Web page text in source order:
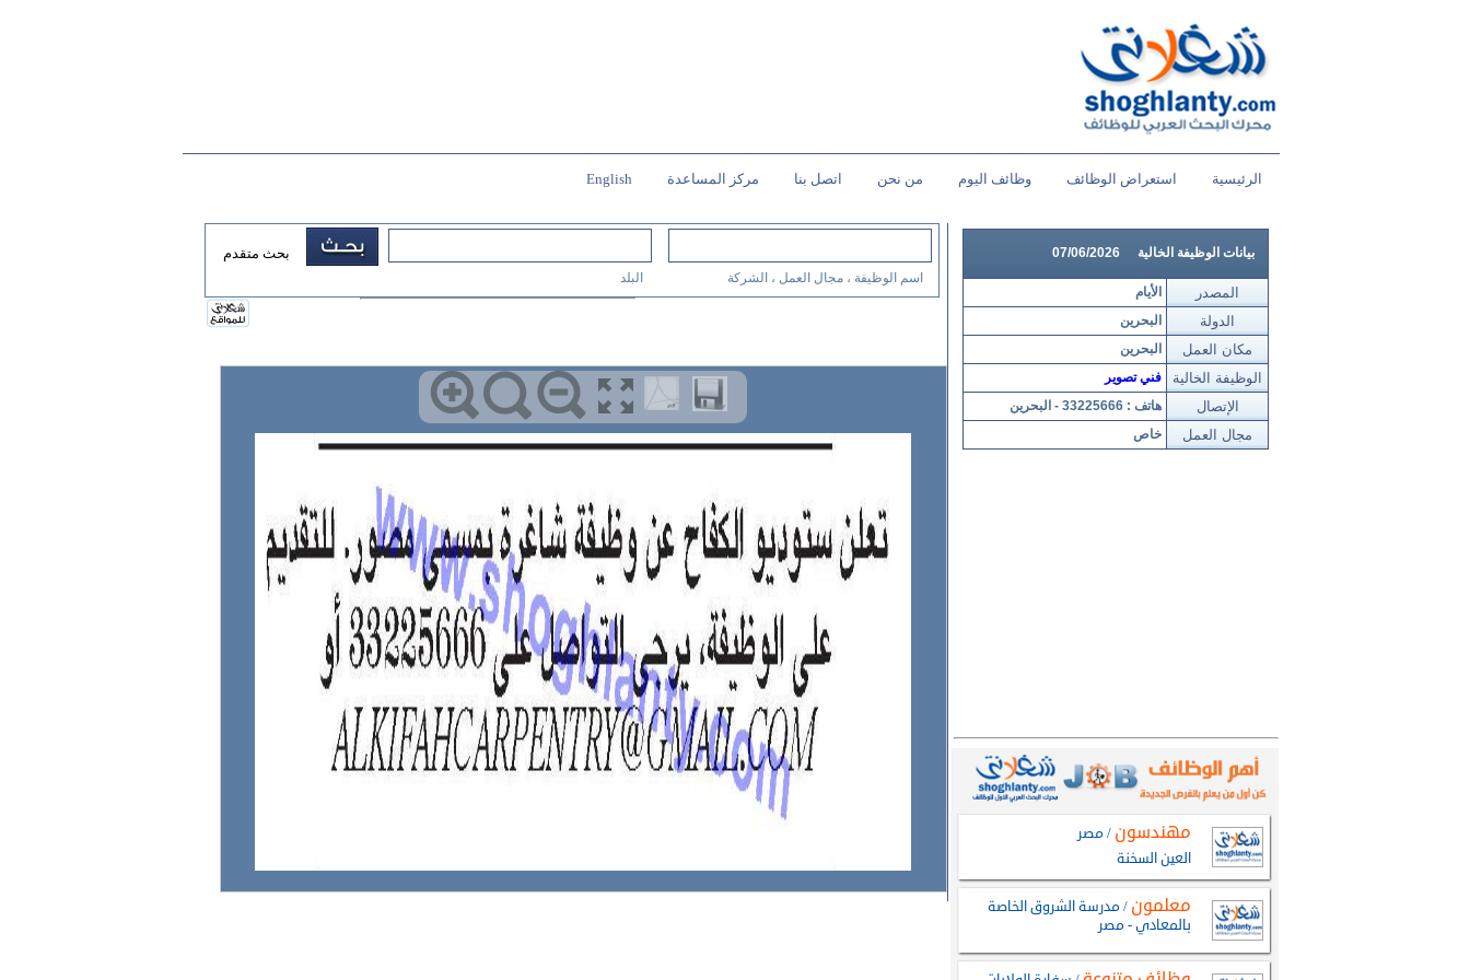
الرئيسية استعراض الوظائف وظائف اليوم من نحن اتصل بنا مركز المساعدة English
بيانات الوظيفة الخالية 07/06/2026
الأيام المصدر
البحرين الدولة
البحرين مكان العمل
فني تصوير الوظيفة الخالية
هاتف : 33225666 - البحرين الإتصال
خاص مجال العمل
اسم الوظيفة ، مجال العمل ، الشركة البلد
بحث متقدم